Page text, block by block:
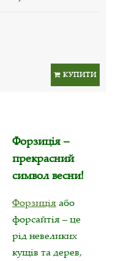
КУПИТИ
Форзиція –
прекрасний
символ весни!
Форзиція або
форсайтія – це
рід невеликих
кущів та дерев,